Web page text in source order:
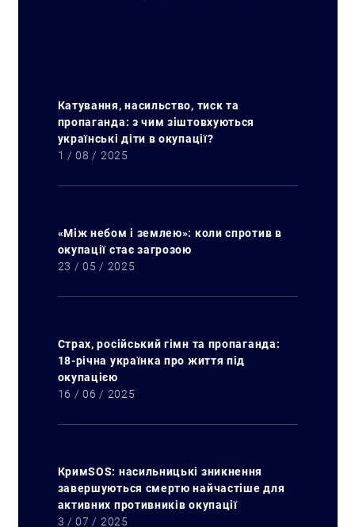
Катування, насильство, тиск та
пропаганда: з чим зіштовхуються
українські діти в окупації?
1 / 08 / 2025
«Між небом і землею»: коли спротив в
окупації стає загрозою
23 / 05 / 2025
Страх, російський гімн та пропаганда:
18-річна українка про життя під
окупацією
16 / 06 / 2025
КримSOS: насильницькі зникнення
завершуються смертю найчастіше для
активних противників окупації
3 / 07 / 2025